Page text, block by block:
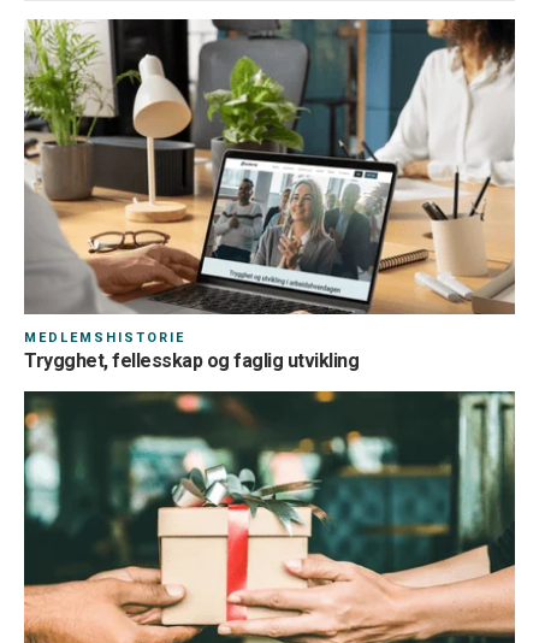
MEDLEMSHISTORIE
Trygghet, fellesskap og faglig utvikling